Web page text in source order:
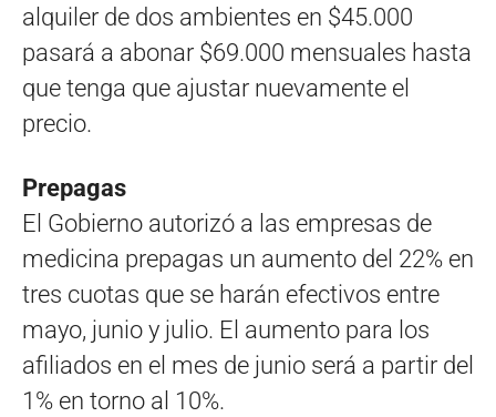
alquiler de dos ambientes en $45.000
pasará a abonar $69.000 mensuales hasta
que tenga que ajustar nuevamente el
precio.
Prepagas
El Gobierno autorizó a las empresas de
medicina prepagas un aumento del 22% en
tres cuotas que se harán efectivos entre
mayo, junio y julio. El aumento para los
afiliados en el mes de junio será a partir del
1% en torno al 10%.